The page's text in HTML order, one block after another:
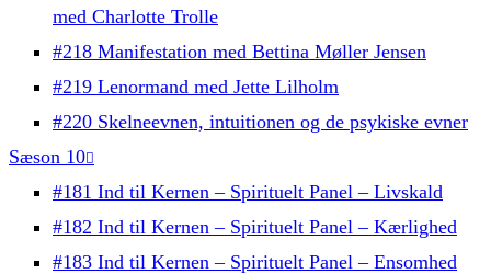
med Charlotte Trolle
#218 Manifestation med Bettina Møller Jensen
#219 Lenormand med Jette Lilholm
#220 Skelneevnen, intuitionen og de psykiske evner
Sæson 10
#181 Ind til Kernen – Spirituelt Panel – Livskald
#182 Ind til Kernen – Spirituelt Panel – Kærlighed
#183 Ind til Kernen – Spirituelt Panel – Ensomhed